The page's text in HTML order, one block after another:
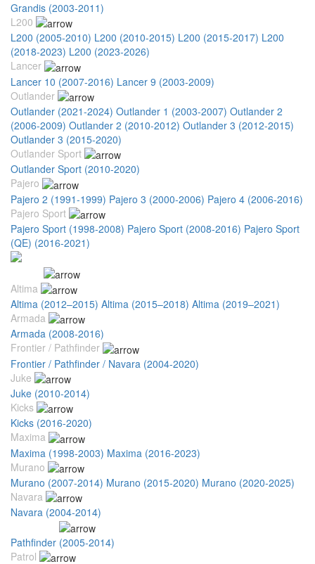
Grandis (2003-2011)
L200
L200 (2005-2010) L200 (2010-2015) L200 (2015-2017) L200
(2018-2023) L200 (2023-2026)
Lancer
Lancer 10 (2007-2016) Lancer 9 (2003-2009)
Outlander
Outlander (2021-2024) Outlander 1 (2003-2007) Outlander 2
(2006-2009) Outlander 2 (2010-2012) Outlander 3 (2012-2015)
Outlander 3 (2015-2020)
Outlander Sport
Outlander Sport (2010-2020)
Pajero
Pajero 2 (1991-1999) Pajero 3 (2000-2006) Pajero 4 (2006-2016)
Pajero Sport
Pajero Sport (1998-2008) Pajero Sport (2008-2016) Pajero Sport
(QE) (2016-2021)
Altima
Altima (2012–2015) Altima (2015–2018) Altima (2019–2021)
Armada
Armada (2008-2016)
Frontier / Pathfinder
Frontier / Pathfinder / Navara (2004-2020)
Juke
Juke (2010-2014)
Kicks
Kicks (2016-2020)
Maxima
Maxima (1998-2003) Maxima (2016-2023)
Murano
Murano (2007-2014) Murano (2015-2020) Murano (2020-2025)
Navara
Navara (2004-2014)
Pathfinder (2005-2014)
Patrol